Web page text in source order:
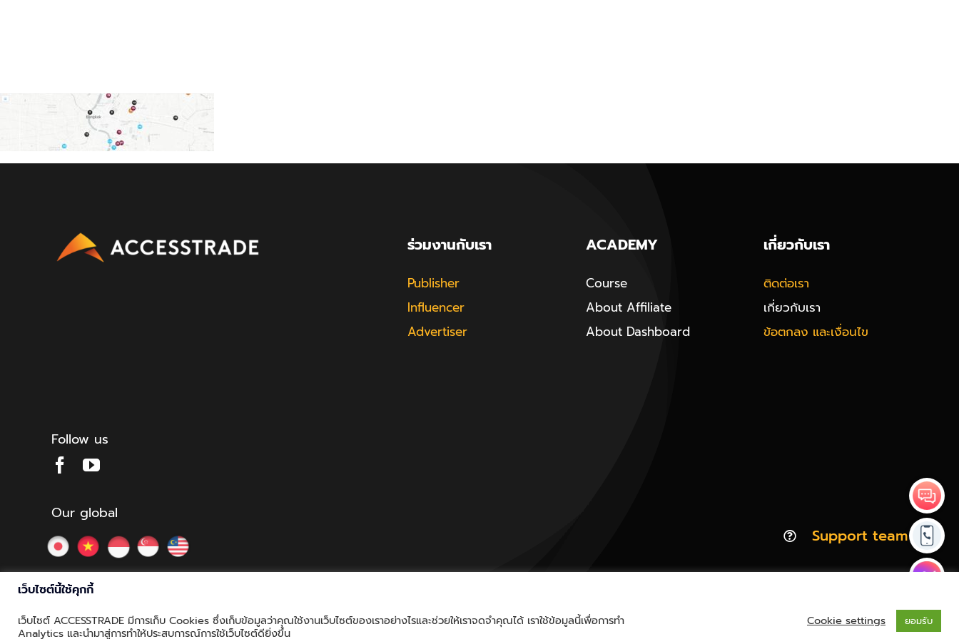
Follow us
ร่วมงานกับเรา
Publisher
Influencer
Advertiser
ACADEMY
Course
About Affiliate
About Dashboard
เกี่ยวกับเรา
ติดต่อเรา
เกี่ยวกับเรา
ข้อตกลง และเงื่อนไข
Our global
Support team
© Copyright 2012 - 2026 | ACCESSTRADE Corporation Thailand.a | All Rights Reserved Privacy & Policy | Cookie Policy
เว็บไซต์นี้ใช้คุกกี้
เว็บไซต์ ACCESSTRADE มีการเก็บ Cookies ซึ่งเก็บข้อมูลว่าคุณใช้งานเว็บไซต์ของเราอย่างไรและช่วยให้เราจดจำคุณได้ เราใช้ข้อมูลนี้เพื่อการทำ
Analytics และนำมาสู่การทำให้ประสบการณ์การใช้เว็บไซต์ดียิ่งขึ้น
Cookie settings ยอมรับ